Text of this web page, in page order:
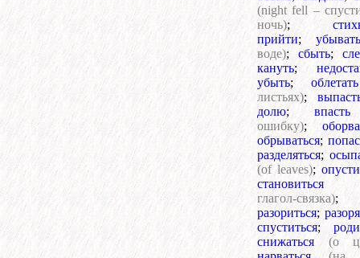
(night fell –
ночь);
прийти; убывать
воде); сбыть;
кануть;
убыть; облетать
листьях);
долю; впасть
ошибку);
обрываться;
разделяться;
(of leaves);
становиться
глагол-связка);
разориться;
спуститься;
снижаться
(о